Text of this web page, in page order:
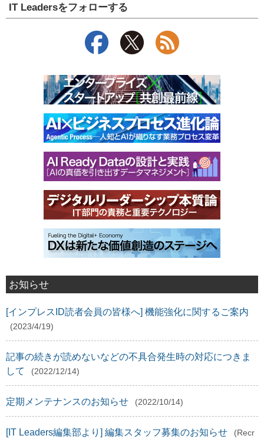
IT Leadersをフォローする
お知らせ
[インプレスID読者会員の皆様へ] 機能強化に関するご案内
(2023/4/19)
記事の続きが読めないなどの不具合発生時の対応につきま
して
(2022/12/14)
定期メンテナンスのお知らせ (2022/10/14)
[IT Leaders編集部より] 編集スタッフ募集のお知らせ
(Recr